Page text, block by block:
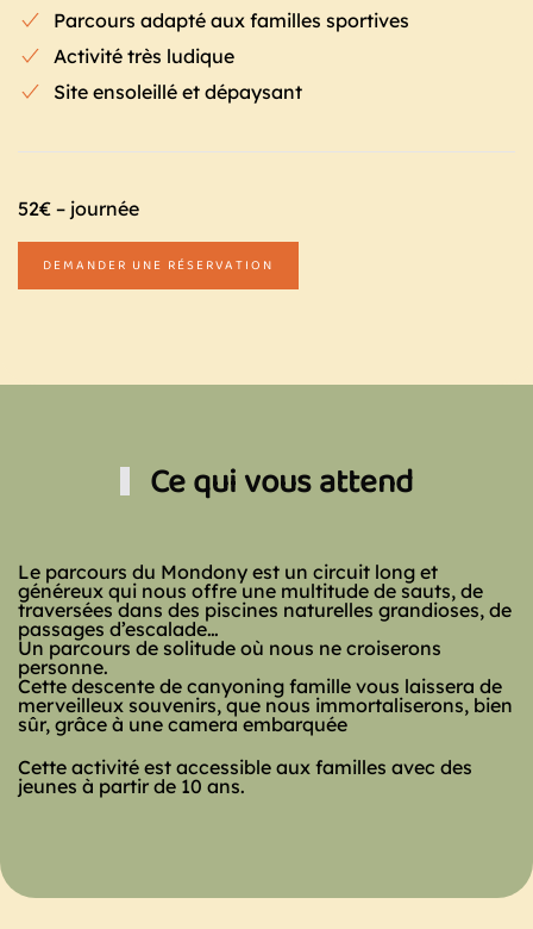
Parcours adapté aux familles sportives
Activité très ludique
Site ensoleillé et dépaysant
52€ – journée
DEMANDER UNE RÉSERVATION
Ce qui vous attend
Le parcours du Mondony est un circuit long et
généreux qui nous offre une multitude de sauts, de
traversées dans des piscines naturelles grandioses, de
passages d’escalade…
Un parcours de solitude où nous ne croiserons
personne.
Cette descente de canyoning famille vous laissera de
merveilleux souvenirs, que nous immortaliserons, bien
sûr, grâce à une camera embarquée
Cette activité est accessible aux familles avec des
jeunes à partir de 10 ans.